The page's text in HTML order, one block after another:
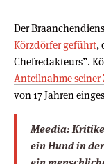
Der
Körzdörfer geführt,
Chefredakteurs”.
Anteilnahme seiner
von 17 Jahren
Meedia:
ein Hund in